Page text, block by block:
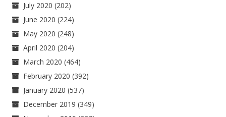
July 2020 (202)
June 2020 (224)
May 2020 (248)
April 2020 (204)
March 2020 (464)
February 2020 (392)
January 2020 (537)
December 2019 (349)